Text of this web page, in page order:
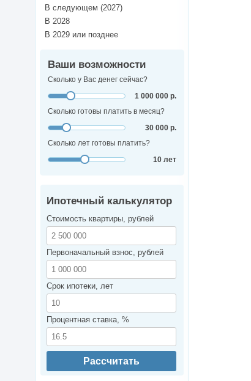
В следующем (2027)
В 2028
В 2029 или позднее
Ваши возможности
Сколько у Вас денег сейчас?
1 000 000 р.
Сколько готовы платить в месяц?
30 000 р.
Сколько лет готовы платить?
10 лет
Ипотечный калькулятор
Стоимость квартиры, рублей
Первоначальный взнос, рублей
Срок ипотеки, лет
Процентная ставка, %
Рассчитать